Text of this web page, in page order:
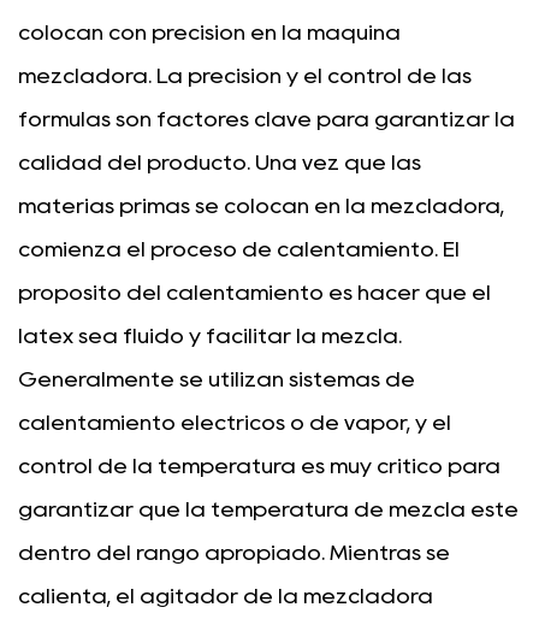
colocan con precisión en la máquina
mezcladora. La precisión y el control de las
fórmulas son factores clave para garantizar la
calidad del producto. Una vez que las
materias primas se colocan en la mezcladora,
comienza el proceso de calentamiento. El
propósito del calentamiento es hacer que el
látex sea fluido y facilitar la mezcla.
Generalmente se utilizan sistemas de
calentamiento eléctricos o de vapor, y el
control de la temperatura es muy crítico para
garantizar que la temperatura de mezcla esté
dentro del rango apropiado. Mientras se
calienta, el agitador de la mezcladora